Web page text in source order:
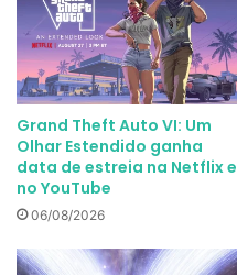
Grand Theft Auto VI: Um
Olhar Estendido ganha
data de estreia na Netflix e
no YouTube
06/08/2026